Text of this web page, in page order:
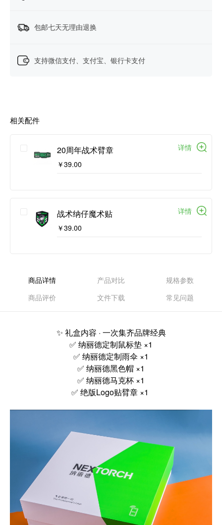
包邮七天无理由退换
支持微信支付、支付宝、银行卡支付
相关配件
20周年战术臂章
￥39.00
详情
战术纳仔魔术贴
￥39.00
详情
商品详情 产品对比
规格参数
商品评价
文件下载 常见问题
✨ 礼盒内容 · 一次集齐品牌经典
✅ 纳丽德定制鼠标垫 ×1
✅ 纳丽德定制雨伞 ×1
✅ 纳丽德黑色帽 ×1
✅ 纳丽德马克杯 ×1
✅ 绝版Logo贴臂章 ×1